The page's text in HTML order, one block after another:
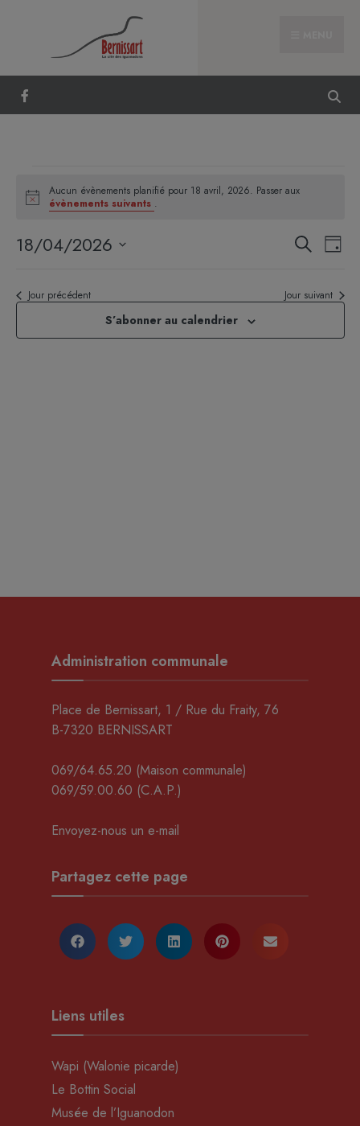
Notice
Aucun évènements planifié pour 18 avril, 2026. Passer aux
évènements suivants .
de
Recherche
Jour
18/04/2026
une
date.
Jour précédent Jour suivant
S’abonner au calendrier
Administration communale
Place de Bernissart, 1 / Rue du Fraity, 76
B-7320 BERNISSART
069/64.65.20 (Maison communale)
069/59.00.60 (C.A.P.)
Envoyez-nous un e-mail
Partagez cette page
Liens utiles
Wapi (Walonie picarde)
Le Bottin Social
Musée de l’Iguanodon